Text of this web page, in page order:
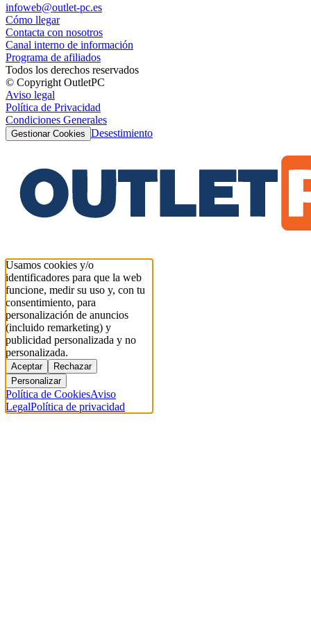
infoweb@outlet-pc.es
Cómo llegar
Contacta con nosotros
Canal interno de información
Programa de afiliados
Todos los derechos reservados
© Copyright OutletPC
Aviso legal
Política de Privacidad
Condiciones Generales
Gestionar Cookies Desestimiento
Usamos cookies y/o
identificadores para que la web
funcione, medir su uso y, con tu
consentimiento, para
personalización de anuncios
(incluido remarketing) y
publicidad personalizada y no
personalizada.
Aceptar
Rechazar
Personalizar
Política de CookiesAviso
LegalPolítica de privacidad